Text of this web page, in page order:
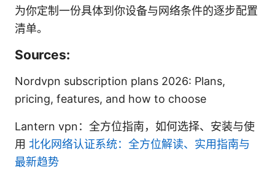
为你定制一份具体到你设备与网络条件的逐步配置
清单。
Sources:
Nordvpn subscription plans 2026: Plans,
pricing, features, and how to choose
Lantern vpn：全方位指南，如何选择、安装与使
用 北化网络认证系统：全方位解读、实用指南与
最新趋势